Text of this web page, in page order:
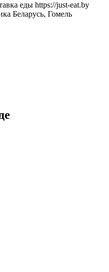
еды https://just-eat.by
Беларусь, Гомель